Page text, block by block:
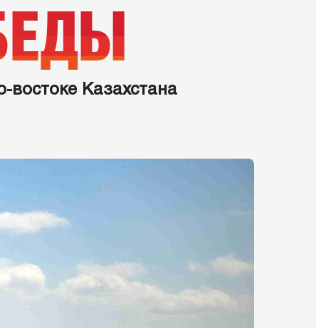
Казахстана